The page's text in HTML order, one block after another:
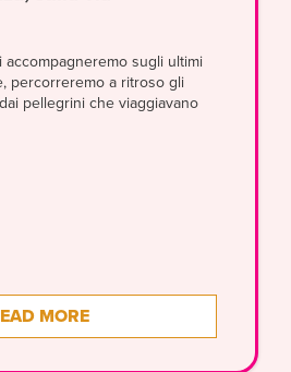
accompagneremo sugli ultimi
percorreremo a ritroso gli
pellegrini che viaggiavano
MORE